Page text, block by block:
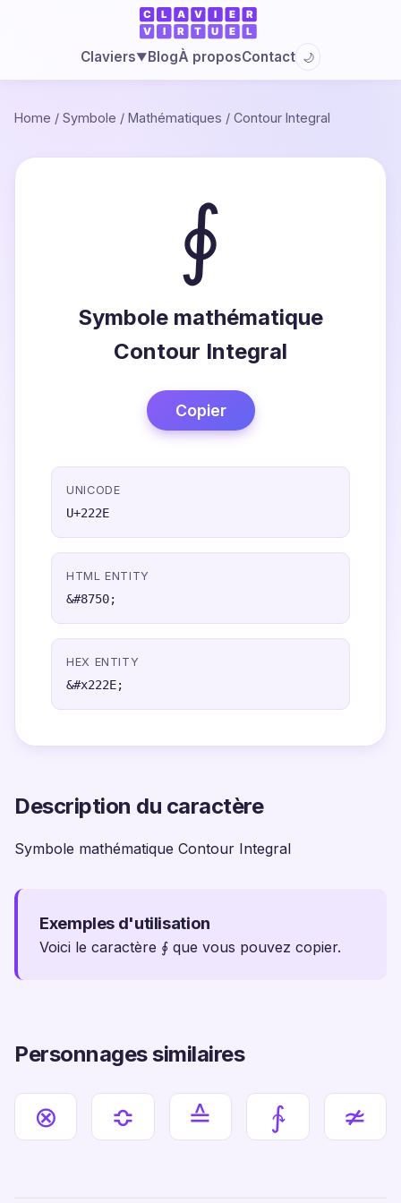
Claviers▼BlogÀ proposContact 🌙
Home / Symbole / Mathématiques / Contour Integral
∮
Symbole mathématique
Contour Integral
Copier
UNICODE
U+222E
HTML ENTITY
&#8750;
HEX ENTITY
&#x222E;
Description du caractère
Symbole mathématique Contour Integral
Exemples d'utilisation
Voici le caractère ∮ que vous pouvez copier.
Personnages similaires
⊗ ≎ ≙ ∱ ≄